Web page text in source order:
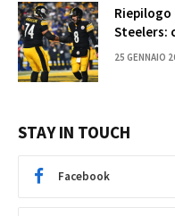
Steelers:
25 GENNAIO
STAY IN TOUCH
Facebook